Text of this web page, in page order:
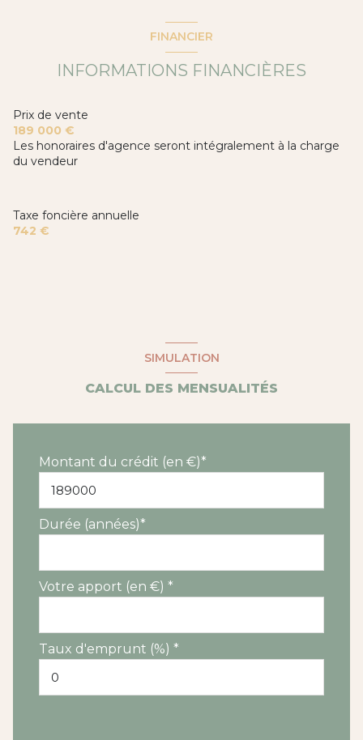
chambre
10.38 m²
salle d'eau
salon/sejour
FINANCIER
INFORMATIONS FINANCIÈRES
Prix de vente
189 000 €
Les honoraires d'agence seront intégralement à la charge
du vendeur
Taxe foncière annuelle
742 €
SIMULATION
CALCUL DES MENSUALITÉS
Montant du crédit (en €)*
Durée (années)*
Votre apport (en €) *
Taux d'emprunt (%) *